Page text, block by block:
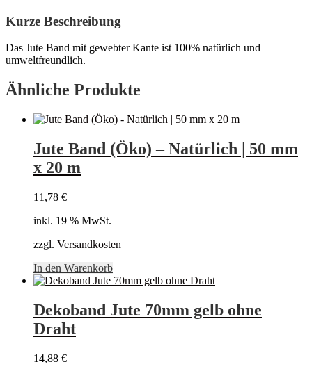
Kurze Beschreibung
Das Jute Band mit gewebter Kante ist 100% natürlich und
umweltfreundlich.
Ähnliche Produkte
Jute Band (Öko) – Natürlich | 50 mm
x 20 m
11,78 €
inkl. 19 % MwSt.
zzgl. Versandkosten
In den Warenkorb
Dekoband Jute 70mm gelb ohne
Draht
14,88 €